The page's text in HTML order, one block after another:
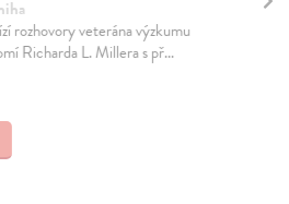
rozhovory veterána výzkumu
Richarda L. Millera s př...